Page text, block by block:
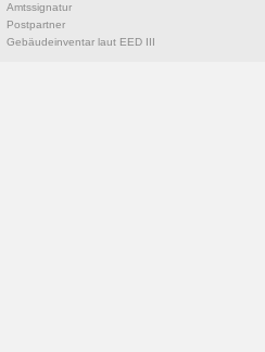
Amtssignatur
Postpartner
Gebäudeinventar laut EED III